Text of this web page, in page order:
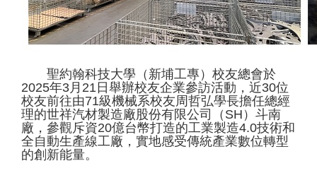
聖約翰科技大學（新埔工專）校友總會於
2025年3月21日舉辦校友企業參訪活動，近30位
校友前往由71級機械系校友周哲弘學長擔任總經
理的世祥汽材製造廠股份有限公司（SH）斗南
廠，參觀斥資20億台幣打造的工業製造4.0技術和
全自動生產線工廠，實地感受傳統產業數位轉型
的創新能量。